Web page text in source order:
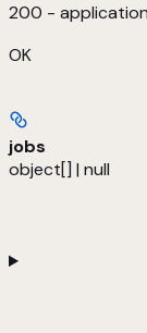
200 -
OK
jobs
object[] | null